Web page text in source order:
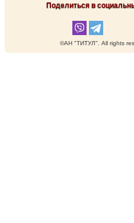
Поделиться в
©АН "ТИТУЛ". Аll rights